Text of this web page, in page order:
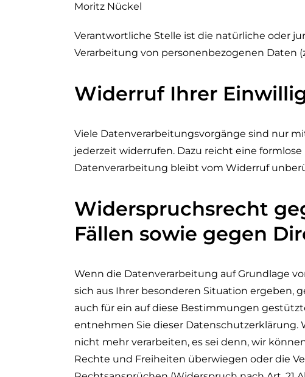
Moritz Nückel
Verantwortliche Stelle ist die natürliche oder
Verarbeitung von personenbezogenen Daten
Widerruf Ihrer
Viele Datenverarbeitungsvorgänge sind nur
jederzeit widerrufen. Dazu reicht eine
Datenverarbeitung bleibt vom Widerruf
Widerspruchsrecht
Fällen sowie gegen
Wenn die Datenverarbeitung auf Grundlage
sich aus Ihrer besonderen Situation ergeben,
auch für ein auf diese Bestimmungen
entnehmen Sie dieser Datenschutzerklärung.
nicht mehr verarbeiten, es sei denn, wir
Rechte und Freiheiten überwiegen oder die